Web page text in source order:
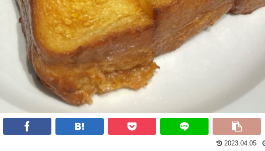
2023.04.05